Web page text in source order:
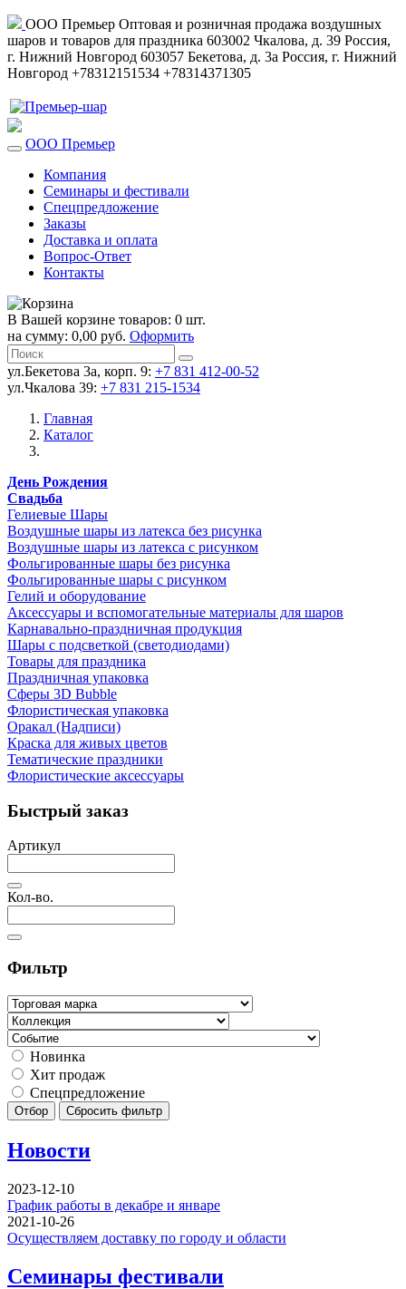
ООО Премьер Оптовая и розничная продажа воздушных
шаров и товаров для праздника 603002 Чкалова, д. 39 Россия,
г. Нижний Новгород 603057 Бекетова, д. 3а Россия, г. Нижний
Новгород +78312151534 +78314371305
ООО Премьер
Компания
Семинары и фестивали
Спецпредложение
Заказы
Доставка и оплата
Вопрос-Ответ
Контакты
В Вашей корзине товаров: 0 шт.
на сумму: 0,00 руб. Оформить
ул.Бекетова 3а, корп. 9: +7 831 412-00-52
ул.Чкалова 39: +7 831 215-1534
Главная
Каталог
День Рождения
Свадьба
Гелиевые Шары
Воздушные шары из латекса без рисунка
Воздушные шары из латекса с рисунком
Фольгированные шары без рисунка
Фольгированные шары с рисунком
Гелий и оборудование
Аксессуары и вспомогательные материалы для шаров
Карнавально-праздничная продукция
Шары с подсветкой (светодиодами)
Товары для праздника
Праздничная упаковка
Сферы 3D Bubble
Флористическая упаковка
Оракал (Надписи)
Краска для живых цветов
Тематические праздники
Флористические аксессуары
Быстрый заказ
Артикул
Кол-во.
Фильтр
Новинка
Хит продаж
Спецпредложение
Отбор Сбросить фильтр
Новости
2023-12-10
График работы в декабре и январе
2021-10-26
Осуществляем доставку по городу и области
Семинары фестивали